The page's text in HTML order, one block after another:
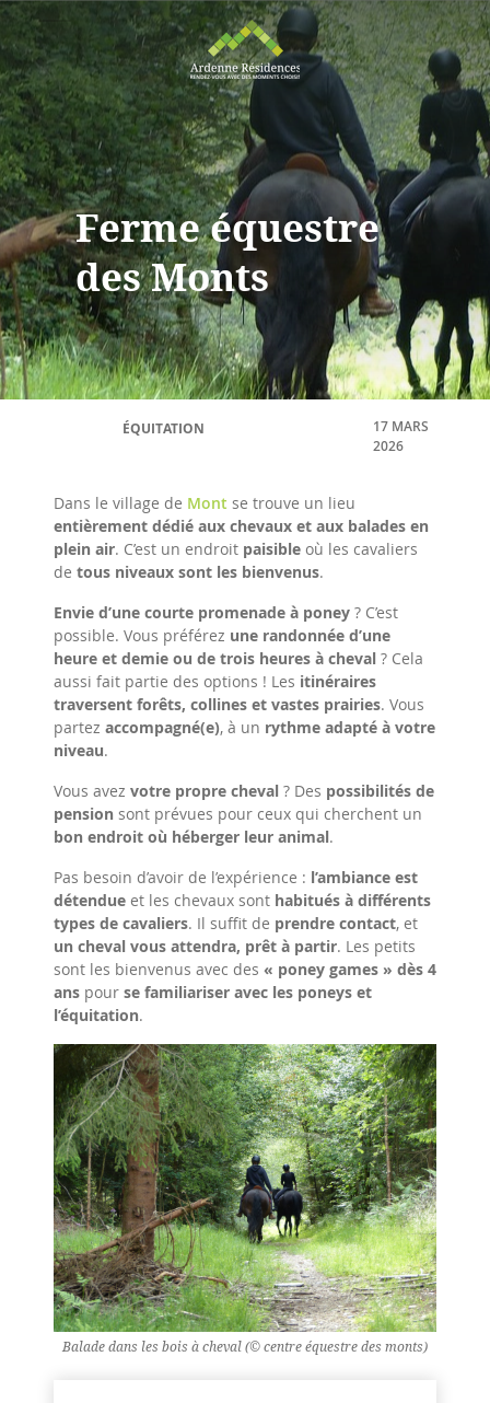
Ferme équestre
des Monts
ÉQUITATION
17 MARS
2026
Dans le village de Mont se trouve un lieu
entièrement dédié aux chevaux et aux balades en
plein air. C’est un endroit paisible où les cavaliers
de tous niveaux sont les bienvenus.
Envie d’une courte promenade à poney ? C’est
possible. Vous préférez une randonnée d’une
heure et demie ou de trois heures à cheval ? Cela
aussi fait partie des options ! Les itinéraires
traversent forêts, collines et vastes prairies. Vous
partez accompagné(e), à un rythme adapté à votre
niveau.
Vous avez votre propre cheval ? Des possibilités de
pension sont prévues pour ceux qui cherchent un
bon endroit où héberger leur animal.
Pas besoin d’avoir de l’expérience : l’ambiance est
détendue et les chevaux sont habitués à différents
types de cavaliers. Il suffit de prendre contact, et
un cheval vous attendra, prêt à partir. Les petits
sont les bienvenus avec des « poney games » dès 4
ans pour se familiariser avec les poneys et
l’équitation.
Balade dans les bois à cheval (© centre équestre des monts)